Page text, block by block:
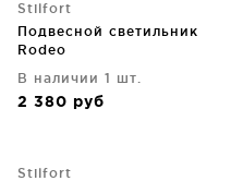
Stilfort
Подвесной светильник
Rodeo
В наличии 1 шт.
2 380 руб
Stilfort